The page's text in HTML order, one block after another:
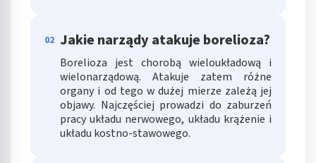
02 Jakie narządy atakuje borelioza?
Borelioza jest chorobą wieloukładową i
wielonarządową. Atakuje zatem różne
organy i od tego w dużej mierze zależą jej
objawy. Najczęściej prowadzi do zaburzeń
pracy układu nerwowego, układu krążenie i
układu kostno-stawowego.